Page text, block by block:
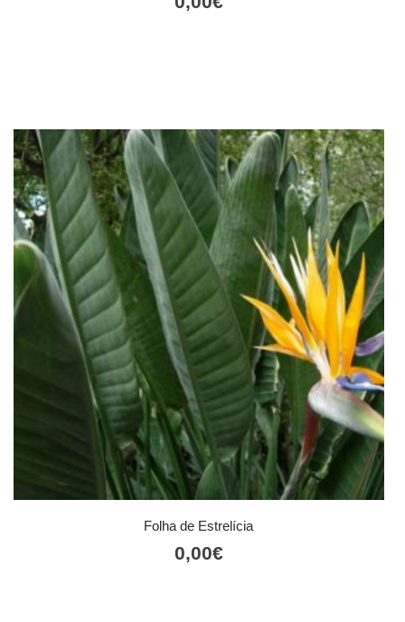
Folha de Estrelícia
0,00€